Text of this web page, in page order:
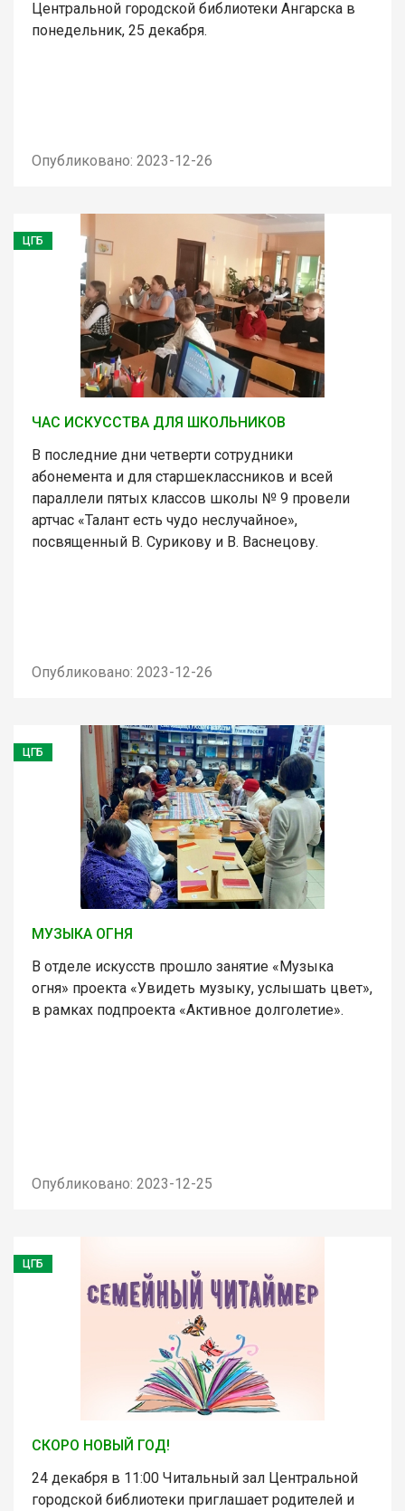
Центральной городской библиотеки Ангарска в
понедельник, 25 декабря.
Опубликовано: 2023-12-26
ЦГБ
ЧАС ИСКУССТВА ДЛЯ ШКОЛЬНИКОВ
В последние дни четверти сотрудники
абонемента и для старшеклассников и всей
параллели пятых классов школы № 9 провели
артчас «Талант есть чудо неслучайное»,
посвященный В. Сурикову и В. Васнецову.
Опубликовано: 2023-12-26
ЦГБ
МУЗЫКА ОГНЯ
В отделе искусств прошло занятие «Музыка
огня» проекта «Увидеть музыку, услышать цвет»,
в рамках подпроекта «Активное долголетие».
Опубликовано: 2023-12-25
ЦГБ
СКОРО НОВЫЙ ГОД!
24 декабря в 11:00 Читальный зал Центральной
городской библиотеки приглашает родителей и